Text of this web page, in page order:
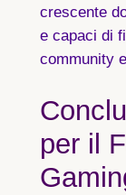
crescente
e capaci di
community
per il